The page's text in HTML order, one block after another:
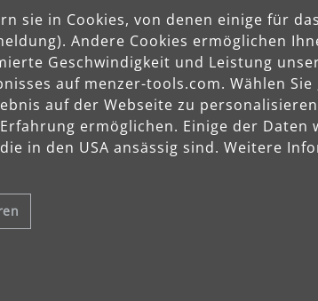
Spachtel
Lack
sie in Cookies, von denen einige für
Andere Cookies ermöglichen
Geschwindigkeit und Leistung
auf menzer-tools.com. Wählen Sie
auf der Webseite zu
ermöglichen. Einige der
in den USA ansässig sind. Weitere